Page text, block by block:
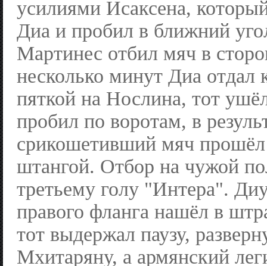
усилиями Исаксена,
Диа и пробил в ближний
Мартинес отбил мяч в
несколько минут Диа отдал
пяткой на Нослина, тот
пробил по воротам, в
срикошетивший мяч
штангой. Отбор на чужой
третьему голу "Интера".
правого фланга нашёл в
тот выдержал паузу,
Мхитаряну, а армянский